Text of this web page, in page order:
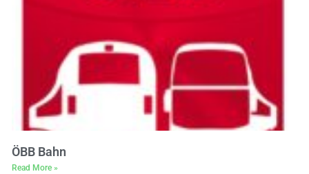
ÖBB Bahn
Read More »